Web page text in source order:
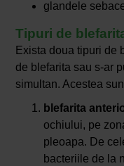
glandele
Tipuri de
Exista doua tipuri de
de blefarita sau s-ar
simultan. Acestea
blefarita
ochiului, pe
pleoapa. De
bacteriile de la